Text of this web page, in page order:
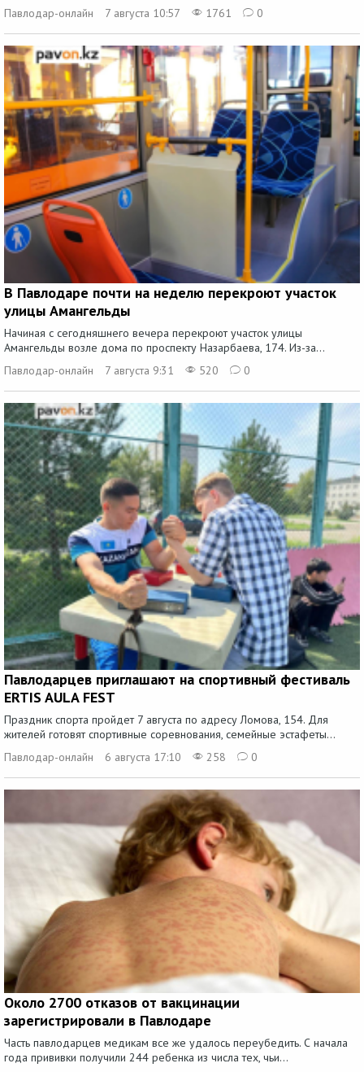
Павлодар-онлайн 7 августа 10:57 1761 0
В Павлодаре почти на неделю перекроют участок
улицы Амангельды
Начиная с сегодняшнего вечера перекроют участок улицы
Амангельды возле дома по проспекту Назарбаева, 174. Из-за...
Павлодар-онлайн
7 августа 9:31 520 0
Павлодарцев приглашают на спортивный фестиваль
ERTIS AULA FEST
Праздник спорта пройдет 7 августа по адресу Ломова, 154. Для
жителей готовят спортивные соревнования, семейные эстафеты...
Павлодар-онлайн
6 августа 17:10 258 0
Около 2700 отказов от вакцинации
зарегистрировали в Павлодаре
Часть павлодарцев медикам все же удалось переубедить. С начала
года прививки получили 244 ребенка из числа тех, чьи...